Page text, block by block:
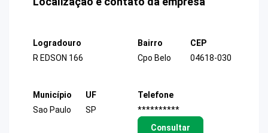
Logradouro
R EDSON 166
Bairro
Cpo Belo
CEP
04618-030
Município
Sao Paulo
UF
SP
Telefone
**********
Consultar